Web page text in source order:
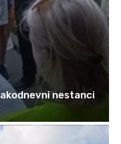
nestanci